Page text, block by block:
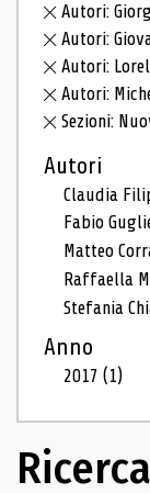
Autori:
Autori:
Autori:
Autori:
Sezioni:
Autori
Claudia
Fabio
Matteo
Raffaella
Stefania
Anno
2017(1)
Ricerca